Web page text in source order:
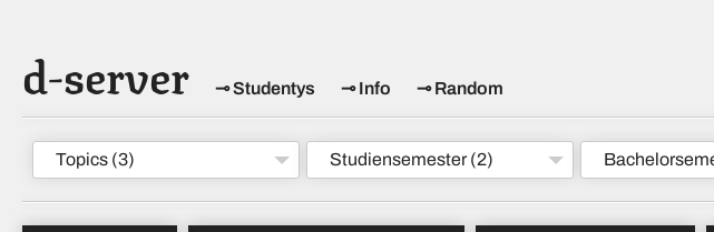
d-server Studentys Info Random
Topics (3) Studiensemester (2)